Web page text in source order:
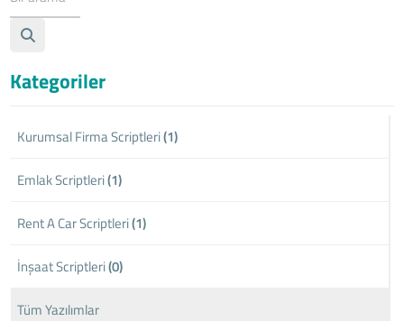
Kategoriler
Kurumsal Firma Scriptleri(1)
Emlak Scriptleri(1)
Rent A Car Scriptleri(1)
İnşaat Scriptleri(0)
Tüm Yazılımlar